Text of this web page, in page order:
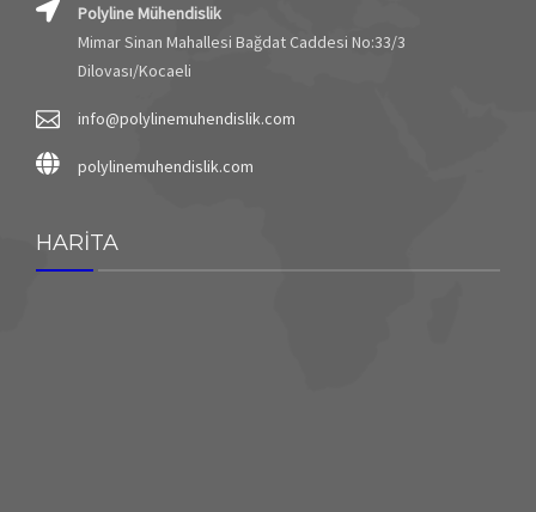
Polyline Mühendislik
Mimar Sinan Mahallesi Bağdat Caddesi No:33/3
Dilovası/Kocaeli
info@polylinemuhendislik.com
polylinemuhendislik.com
HARİTA